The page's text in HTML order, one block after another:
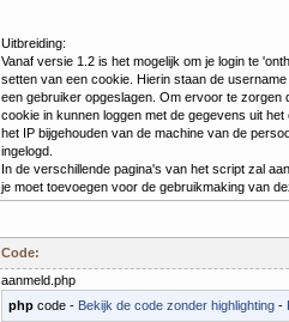
Uitbreiding:
Vanaf versie 1.2 is het mogelijk om je login te
setten van een cookie. Hierin staan de
een gebruiker opgeslagen. Om ervoor te zorgen
cookie in kunnen loggen met de gegevens uit
het IP bijgehouden van de machine van de
ingelogd.
In de verschillende pagina's van het script zal
je moet toevoegen voor de gebruikmaking van
Code:
aanmeld.php
php code - Bekijk de code zonder highlighting -